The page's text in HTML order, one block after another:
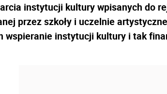
instytucji kultury wpisanych do
przez szkoły i uczelnie artystyczne
wspieranie instytucji kultury i tak